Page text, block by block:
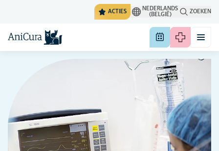
ACTIES
NEDERLANDS
(BELGIË)
ZOEKEN